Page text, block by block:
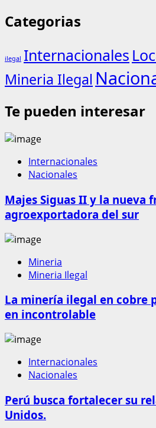
Categorias
ilegal Internacionales
Mineria Ilegal
Te pueden interesar
Internacionales
Nacionales
Majes Siguas II y la nueva
agroexportadora del sur
Mineria
Mineria Ilegal
La minería ilegal en cobre
en incontrolable
Internacionales
Nacionales
Perú busca fortalecer su
Unidos.